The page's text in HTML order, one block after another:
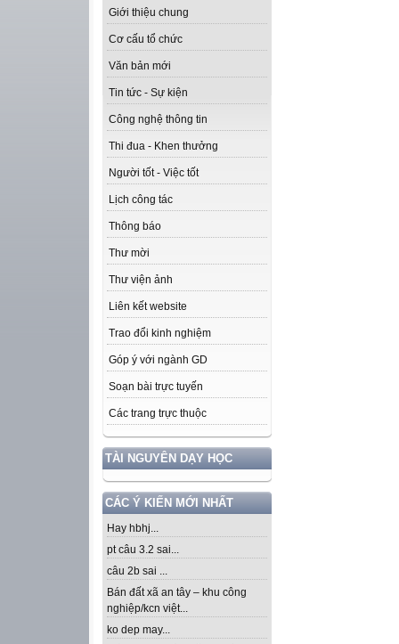
Giới thiệu chung
Cơ cấu tổ chức
Văn bản mới
Tin tức - Sự kiện
Công nghệ thông tin
Thi đua - Khen thưởng
Người tốt - Việc tốt
Lịch công tác
Thông báo
Thư mời
Thư viện ảnh
Liên kết website
Trao đổi kinh nghiệm
Góp ý với ngành GD
Soạn bài trực tuyến
Các trang trực thuộc
TÀI NGUYÊN DẠY HỌC
CÁC Ý KIẾN MỚI NHẤT
Hay hbhj...
pt câu 3.2 sai...
câu 2b sai ...
Bán đất xã an tây – khu công
nghiệp/kcn việt...
ko dep may...